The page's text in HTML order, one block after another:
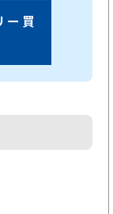
ー買